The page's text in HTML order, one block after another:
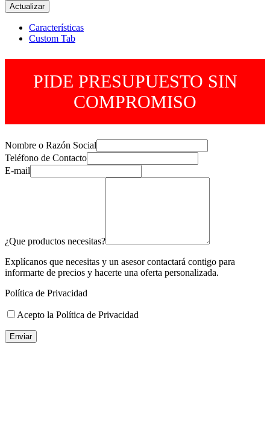
Características
Custom Tab
PIDE PRESUPUESTO SIN
COMPROMISO
Nombre o Razón Social
Teléfono de Contacto
E-mail
¿Que productos necesitas?
Explícanos que necesitas y un asesor contactará contigo para
informarte de precios y hacerte una oferta personalizada.
Política de Privacidad
Acepto la Política de Privacidad
Enviar